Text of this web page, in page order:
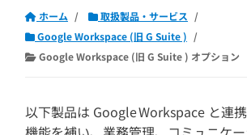
ホーム
取扱製品・サービス
Google Workspace (旧 G Suite )
Google Workspace (旧 G Suite ) オプション
以下製品は Google Workspace と連